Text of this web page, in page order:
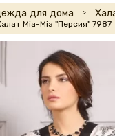
для дома
Mia-Mia "Персия" 7987